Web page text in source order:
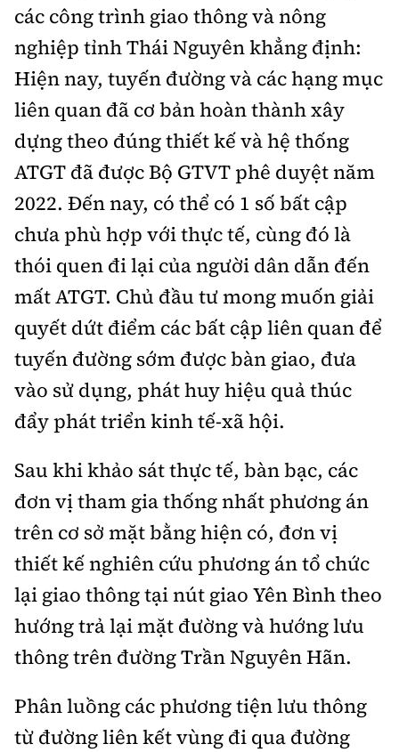
các công trình giao thông và nông
nghiệp tỉnh Thái Nguyên khẳng định:
Hiện nay, tuyến đường và các hạng mục
liên quan đã cơ bản hoàn thành xây
dựng theo đúng thiết kế và hệ thống
ATGT đã được Bộ GTVT phê duyệt năm
2022. Đến nay, có thể có 1 số bất cập
chưa phù hợp với thực tế, cùng đó là
thói quen đi lại của người dân dẫn đến
mất ATGT. Chủ đầu tư mong muốn giải
quyết dứt điểm các bất cập liên quan để
tuyến đường sớm được bàn giao, đưa
vào sử dụng, phát huy hiệu quả thúc
đẩy phát triển kinh tế-xã hội.
Sau khi khảo sát thực tế, bàn bạc, các
đơn vị tham gia thống nhất phương án
trên cơ sở mặt bằng hiện có, đơn vị
thiết kế nghiên cứu phương án tổ chức
lại giao thông tại nút giao Yên Bình theo
hướng trả lại mặt đường và hướng lưu
thông trên đường Trần Nguyên Hãn.
Phân luồng các phương tiện lưu thông
từ đường liên kết vùng đi qua đường